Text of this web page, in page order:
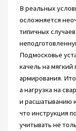
В реальных
осложняется
типичных
Подмосковье
качель на
армирования.
а нагрузка на
и расшатыванию
что инструкция
учитывать не